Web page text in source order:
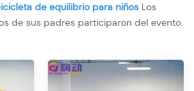
de equilibrio para niños Los
de sus padres participaron del evento.